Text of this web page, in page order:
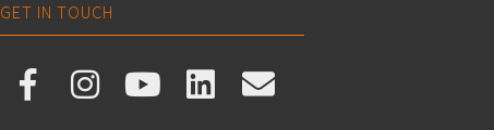
GET IN TOUCH